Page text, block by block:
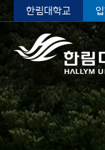
한림대학교